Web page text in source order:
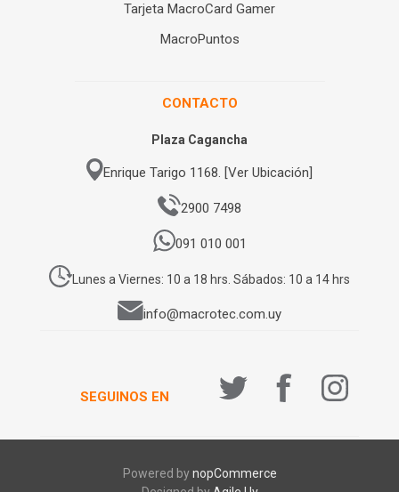
Tarjeta MacroCard Gamer
MacroPuntos
CONTACTO
Plaza Cagancha
Enrique Tarigo 1168. [Ver Ubicación]
2900 7498
091 010 001
Lunes a Viernes: 10 a 18 hrs. Sábados: 10 a 14 hrs
info@macrotec.com.uy
SEGUINOS EN
Powered bynopCommerce